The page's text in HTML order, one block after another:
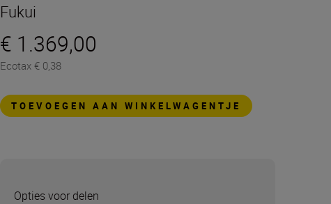
Fukui
€ 1.369,00
Ecotax € 0,38
TOEVOEGEN AAN WINKELWAGENTJE
Opties voor delen